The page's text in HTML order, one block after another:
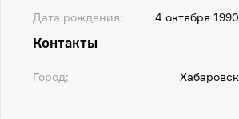
Дата рождения: 4 октября 1990
Контакты
Город: Хабаровск